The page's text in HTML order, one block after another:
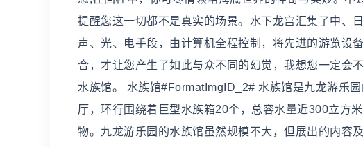
提醒您这一切都不是真实的场景。水下龙宫汇集了中、
声、光、电手段，由计算机全程控制，将先进的游览设
合，才让您产生了如此与众不同的幻觉，我想您一定会
水族馆。 水族馆#FormatImgID_2# 水族馆是九龙游乐
厅，环行围绕着巨型水族箱20个，总容水量近300立方
物。九龙游乐园的水族馆虽然规模不大，但展出的内容